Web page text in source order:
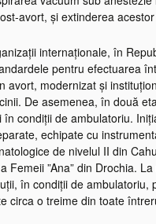
avort, și extinderea
internaționale, în
pentru efectuarea
modernizat și
De asemenea, în două
condiții de ambulatoriu.
echipate cu
de nivelul II din
”Ana” din Drochia.
în condiții de ambulatoriu,
circa o treime din toate